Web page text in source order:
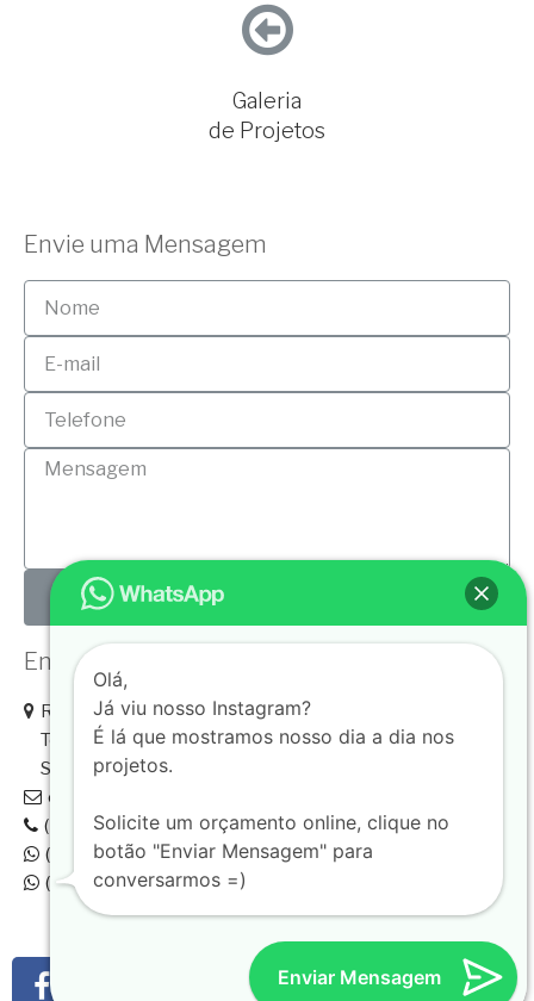
Galeria
de Projetos
Envie uma Mensagem
ENVIAR
Entre com Contato conosco!
Rua José Versolato, 111, Sala 2812
Torre B - Domo Business
São Bernardo do Campo - SP
contatos@ahpharquitetura.com.br
(11) 2373.9515
(11) 97426.7444
(11) 98121.4700
Enviar Mensagem
Olá,
Já viu nosso Instagram?
É lá que mostramos nosso dia a dia nos
projetos.
Solicite um orçamento online, clique no
botão "Enviar Mensagem" para
conversarmos =)